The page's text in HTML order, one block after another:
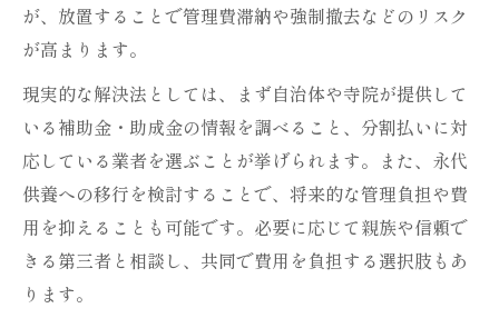
が、放置することで管理費滞納や強制撤去などのリスク
が高まります。
現実的な解決法としては、まず自治体や寺院が提供して
いる補助金・助成金の情報を調べること、分割払いに対
応している業者を選ぶことが挙げられます。また、永代
供養への移行を検討することで、将来的な管理負担や費
用を抑えることも可能です。必要に応じて親族や信頼で
きる第三者と相談し、共同で費用を負担する選択肢もあ
ります。